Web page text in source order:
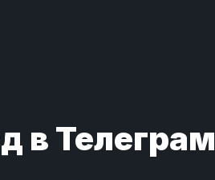
в Телеграм